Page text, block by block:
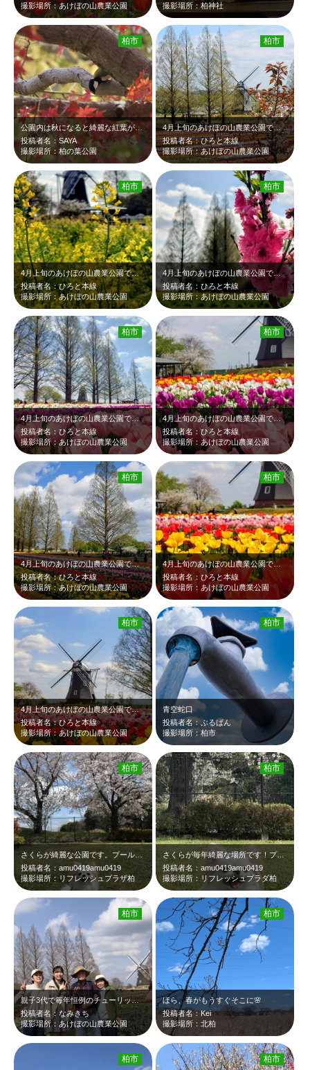
撮影場所：あけぼの山農業公園
撮影場所：柏神社
公園内は秋になると綺麗な紅葉が見られます。シジュウカラと紅葉が日本画のようで美…
投稿者名：SAYA
撮影場所：柏の葉公園
柏市
4月上旬のあけぼの山農業公園です。小高い丘の上から見たチューリップ畑です。まだ…
投稿者名：ひろと本線
撮影場所：あけぼの山農業公園
柏市
4月上旬のあけぼの山農業公園です。チューリップを見に来ましたが、まだ菜の花も咲…
投稿者名：ひろと本線
撮影場所：あけぼの山農業公園
柏市
4月上旬のあけぼの山農業公園です。ヤマモモ？の鮮やかなピンクの花が、バックの菜…
投稿者名：ひろと本線
撮影場所：あけぼの山農業公園
柏市
4月上旬のあけぼの山農業公園です。風車の前に植えられたピンクや紫などのチューリ…
投稿者名：ひろと本線
撮影場所：あけぼの山農業公園
柏市
4月上旬のあけぼの山農業公園です。風車の前に植えられたピンクや紫などのチューリ…
投稿者名：ひろと本線
撮影場所：あけぼの山農業公園
柏市
4月上旬のあけぼの山農業公園です。風車の前に植えられた黄色や赤、そしてピンクな…
投稿者名：ひろと本線
撮影場所：あけぼの山農業公園
柏市
4月上旬のあけぼの山農業公園です。風車の前に植えられた赤や黄色などのチューリッ…
投稿者名：ひろと本線
撮影場所：あけぼの山農業公園
柏市
4月上旬のあけぼの山農業公園です。風車の前に植えられた黄色や赤などカラフルなチ…
投稿者名：ひろと本線
撮影場所：あけぼの山農業公園
柏市
青空蛇口
投稿者名：ぶるばん
撮影場所：柏市
柏市
さくらが綺麗な公園です。プールや温泉もあり1日楽しめますよ♪
投稿者名：amu0419amu0419
撮影場所：リフレッシュプラザ柏
柏市
さくらが毎年綺麗な場所です！プールや温泉、公園など遊べる施設がたくさんあり1日…
投稿者名：amu0419amu0419
撮影場所：リフレッシュプラダ柏
柏市
親子3代で毎年恒例のチューリップを見にきました。春が来るのが楽しみです。
投稿者名：なみきち
撮影場所：あけぼの山農業公園
柏市
ほら、春がもうすぐそこに🌸
投稿者名：Kei
撮影場所：北柏
柏市
柏市 柏市